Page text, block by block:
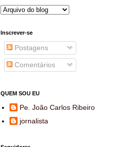
Inscrever-se
Postagens
Comentários
QUEM SOU EU
Pe. João Carlos Ribeiro
jornalista